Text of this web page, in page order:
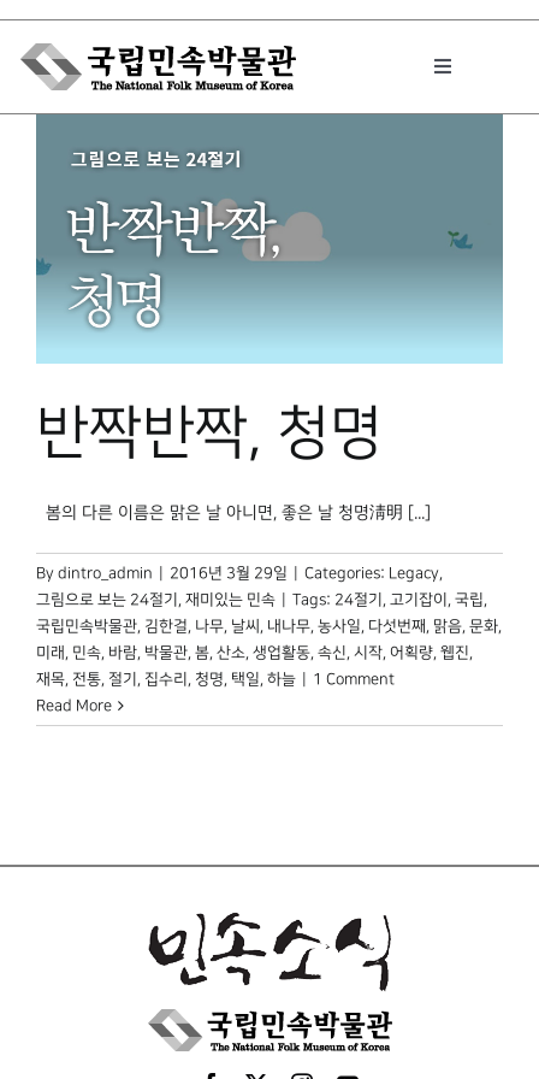
Skip
content
Toggle
박물관에서는
민속이야기
원문보기 PDF
박물관 홈페이지
반짝반짝, 청명
봄의 다른 이름은 맑은 날 아니면, 좋은 날 청명淸明 [...]
By dintro_admin 2016년 3월 29일 Categories: Legacy,
그림으로 보는 24절기 , 재미있는 민속 Tags: 24절기 , 고기잡이 , 국립,
국립민속박물관, 김한걸, 나무, 날씨 , 내나무, 농사일, 다섯번째 , 맑음, 문화,
미래 , 민속, 바람, 박물관, 봄, 산소, 생업활동, 속신, 시작, 어획량, 웹진,
재목, 전통, 절기 , 집수리 , 청명, 택일, 하늘
1 Comment
Read More